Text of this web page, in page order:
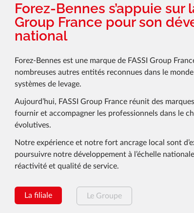
Forez-Bennes s’appuie sur
Group France pour son
national
Forez-Bennes est une marque de FASSI Group
nombreuses autres entités reconnues dans le
systèmes de levage.
Aujourd’hui, FASSI Group France réunit des
fournir et accompagner les professionnels dans le
évolutives.
Notre expérience et notre fort ancrage local sont
poursuivre notre développement à l’échelle
réactivité et qualité de service.
La filiale Le Groupe